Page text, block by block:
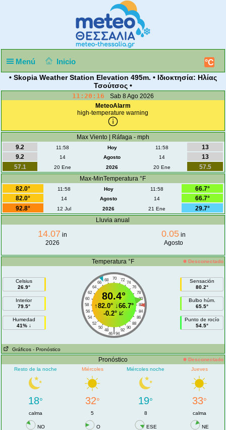
Menú Inicio °C
• Skopia Weather Station Elevation 495m. • Ιδιοκτησία: Ηλίας
Τσούτσος •
11:20:16
Sab 8 Ago 2026
MeteoAlarm
high-temperature warning
Max Viento | Ráfaga - mph
9.2
11:58 Hoy 11:58
13
9.2
14 Agosto 14
13
57.1
20 Ene 2026 20 Ene
57.5
Max-MinTemperatura °F
82.0°
11:58 Hoy 11:58
66.7°
82.0°
14 Agosto 14
66.7°
92.8°
12 Jul 2026 21 Ene
29.7°
Lluvia anual
14.07 in
2026
0.05in
Agosto
Temperatura °F Desconectado
Celsius
26.9°
Interior
79.5°
Humedad
41% ↓
70
68 72
66
74
64
76
62
78
60
80
58
82
56
84
54
86
52
88
50
90
48 92
|
46 94
80.4°
↑82.0°↓66.7°
-0.2°
Sensación
80.2°
Bulbo húm.
65.5°
Punto de rocío
54.5°
Gráficos - Pronóstico
Pronóstico
Desconectado
Resto de la noche
Miércoles Miércoles noche Jueves
18° 32° 19° 33°
calma 5 8 calma
NO O ESE
NE